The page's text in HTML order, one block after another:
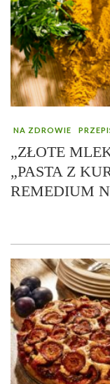
NA ZDROWIE
„ZŁOTE
„PASTA Z
REMEDIUM